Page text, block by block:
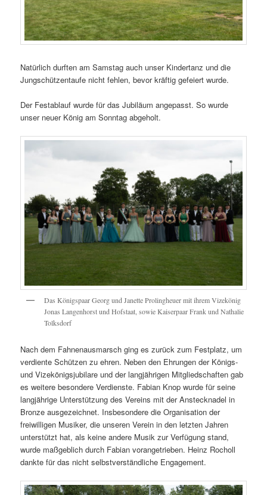
Natürlich durften am Samstag auch unser Kindertanz und die
Jungschützentaufe nicht fehlen, bevor kräftig gefeiert wurde.
Der Festablauf wurde für das Jubiläum angepasst. So wurde
unser neuer König am Sonntag abgeholt.
Das Königspaar Georg und Janette Prolingheuer mit ihrem Vizekönig
Jonas Langenhorst und Hofstaat, sowie Kaiserpaar Frank und Nathalie
Tolksdorf
Nach dem Fahnenausmarsch ging es zurück zum Festplatz, um
verdiente Schützen zu ehren. Neben den Ehrungen der Königs-
und Vizekönigsjubilare und der langjährigen Mitgliedschaften gab
es weitere besondere Verdienste. Fabian Knop wurde für seine
langjährige Unterstützung des Vereins mit der Anstecknadel in
Bronze ausgezeichnet. Insbesondere die Organisation der
freiwilligen Musiker, die unseren Verein in den letzten Jahren
unterstützt hat, als keine andere Musik zur Verfügung stand,
wurde maßgeblich durch Fabian vorangetrieben. Heinz Rocholl
dankte für das nicht selbstverständliche Engagement.